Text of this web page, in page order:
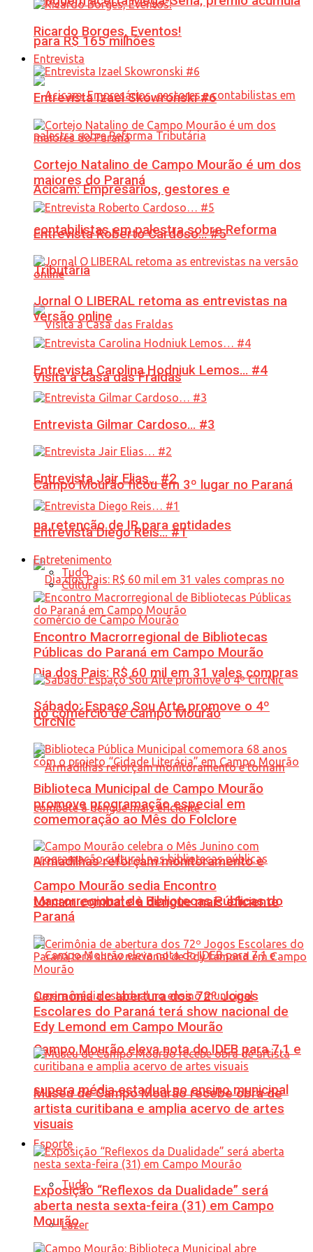
para R$ 165 milhões
Acicam: Empresários, gestores e
contabilistas em palestra sobre Reforma
Tributária
Visita à Casa das Fraldas
Campo Mourão ficou em 3º lugar no Paraná
na retenção de IR para entidades
Dia dos Pais: R$ 60 mil em 31 vales compras
no comércio de Campo Mourão
Armadilhas reforçam monitoramento e
tornam combate à dengue mais eficiente
Campo Mourão eleva nota do IDEB para 7,1 e
supera média estadual no ensino municipal
Esporte
Tudo
Lazer
Ricardo Borges, Eventos!
Entrevista
Entrevista Izael Skowronski #6
Cortejo Natalino de Campo Mourão é um dos
maiores do Paraná
Entrevista Roberto Cardoso… #5
Jornal O LIBERAL retoma as entrevistas na
versão online
Entrevista Carolina Hodniuk Lemos… #4
Entrevista Gilmar Cardoso… #3
Entrevista Jair Elias… #2
Entrevista Diego Reis… #1
Entretenimento
Tudo
Cultura
Encontro Macrorregional de Bibliotecas
Públicas do Paraná em Campo Mourão
Sábado: Espaço Sou Arte promove o 4º
CircNic
Biblioteca Municipal de Campo Mourão
promove programação especial em
comemoração ao Mês do Folclore
Campo Mourão sedia Encontro
Macrorregional de Bibliotecas Públicas do
Paraná
Cerimônia de abertura dos 72º Jogos
Escolares do Paraná terá show nacional de
Edy Lemond em Campo Mourão
Museu de Campo Mourão recebe obra de
artista curitibana e amplia acervo de artes
visuais
Exposição “Reflexos da Dualidade” será
aberta nesta sexta-feira (31) em Campo
Mourão